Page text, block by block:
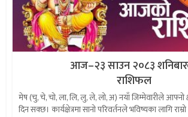
आज–२३ साउन २०८३
राशिफल
मेष (चु, चे, चो, ला, लि, लु, ले, लो, अ) नयाँ जिम्मेवारीले
दिन सक्छ। कार्यक्षेत्रमा सानो परिवर्तनले भविष्यका लागि